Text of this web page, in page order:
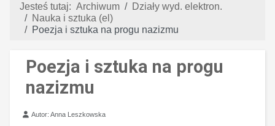
Jesteś tutaj: Archiwum
Działy wyd. elektron.
Nauka i sztuka (el)
Poezja i sztuka na progu nazizmu
Poezja i sztuka na progu
nazizmu
Szczegóły
Autor:Anna Leszkowska